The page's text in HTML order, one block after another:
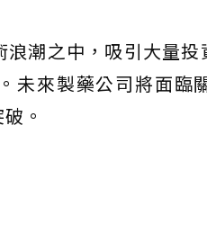
潮之中，吸引大量
未來製藥公司將面臨
。